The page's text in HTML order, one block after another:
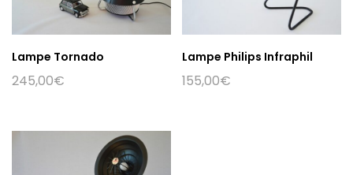
Lampe Tornado
245,00€
Lampe Philips Infraphil
155,00€